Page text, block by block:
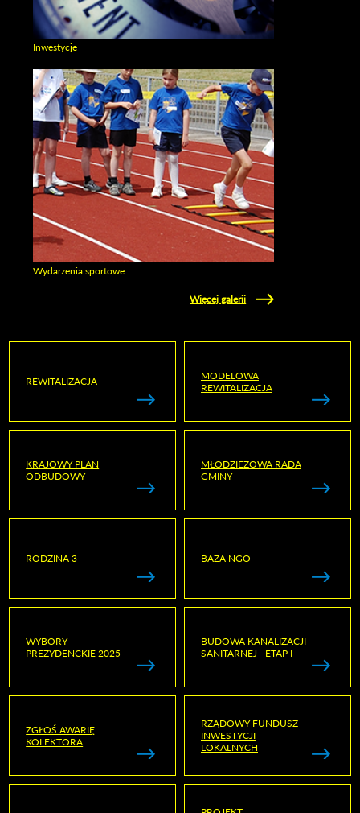
Inwestycje
Wydarzenia sportowe
Więcej galerii
REWITALIZACJA
MODELOWA
REWITALIZACJA
KRAJOWY PLAN
ODBUDOWY
MŁODZIEŻOWA RADA
GMINY
RODZINA 3+ BAZA NGO
WYBORY
PREZYDENCKIE 2025
BUDOWA KANALIZACJI
SANITARNEJ - ETAP I
ZGŁOŚ AWARIĘ
KOLEKTORA
RZĄDOWY FUNDUSZ
INWESTYCJI
LOKALNYCH